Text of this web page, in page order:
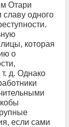
Отари
одного
которая
о
д. Однако
если сами